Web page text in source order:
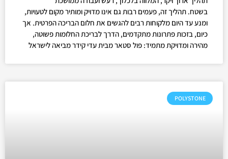
בשטח. תהליך זה, פעמים רבות גם אינו מדויק ומותיר מקום לטעויות,
ומנע עד היום מלקוחות רבים להגשים את חלום הבריכה הפרטית. אך
כיום, בזכות פתרונות מתקדמים, הדרך לבריכת החלומות פשוטה,
מהירה ומדויקת מתמיד: פול סטאר מבית עדי קידר מביאה לישראל
POLYSTONE